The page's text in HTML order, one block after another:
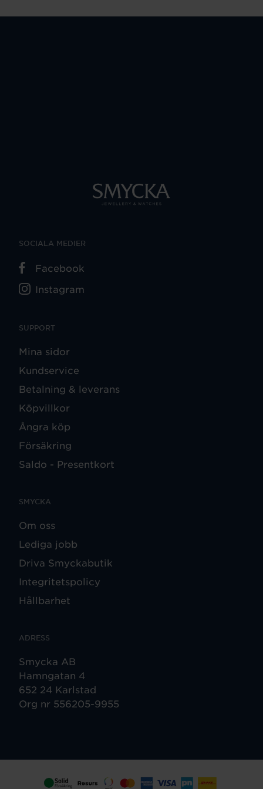
SUPPORT
Mina sidor
Kundservice
Betalning & leverans
Köpvillkor
Ångra köp
Försäkring
Saldo - Presentkort
SMYCKA
Om oss
Lediga jobb
Driva Smyckabutik
Integritetspolicy
Hållbarhet
ADRESS
Smycka AB
Hamngatan 4
652 24 Karlstad
Org nr 556205-9955
SOCIALA MEDIER
Facebook
Instagram